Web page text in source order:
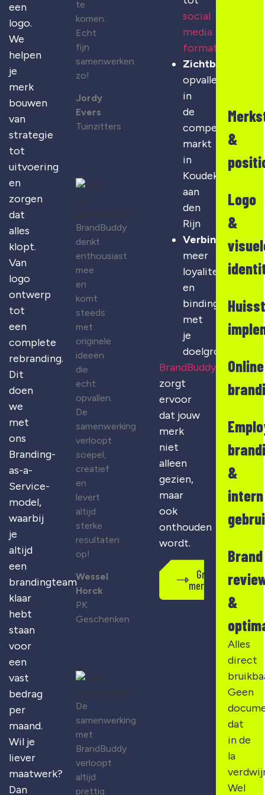
een
logo.
We
helpen
je
merk
bouwen
van
strategie
tot
uitvoering
en
zorgen
dat
alles
klopt.
Van
logo
ontwerp
tot
een
complete
rebranding.
Dit
doen
we
met
ons
Branding-
as-a-
Service-
model,
waarbij
je
altijd
een
brandingteam
klaar
hebt
staan
voor
een
vast
bedrag
per
maand.
Wil je
liever
maatwerk?
Dan
te
komen.
Echt
fijn
samenwerken
zo!
Jordy
Evers
Tuinzitters
BrandBuddy
denkt
enthousiast
mee
en
komt
steeds
met
originele
ideeën
die
echt
opvallen.
De
samenwerking
verloopt
soepel,
creatief
en
levert
altijd
sterke
resultaten
op!
Wessel
Horck
PK
Geschenken
De
samenwerking
met
BrandBuddy
verloopt
altijd
prettig
social
media
formats
Zichtbaarheid
opvallen
in
de
competitieve
markt
in
Koudekerk
aan
den
Rijn
Verbinding:
meer
loyaliteit
en
binding
met
je
doelgroep
BrandBuddy
zorgt
ervoor
dat jouw
merk
niet
alleen
gezien,
maar
ook
onthouden
wordt.
Gratis
merkscan
&
Logo
&
Online
&
intern
Brand
&
Alles
direct
Geen
dat
in de
la
Wel